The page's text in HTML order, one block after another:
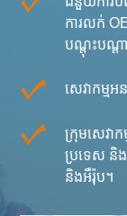
ការលក់
បណ្តុះបណ្
សេវាកម្ម
ក្រុមសេវាក
ប្រទេស និង
និងអឺរ៉ុប។